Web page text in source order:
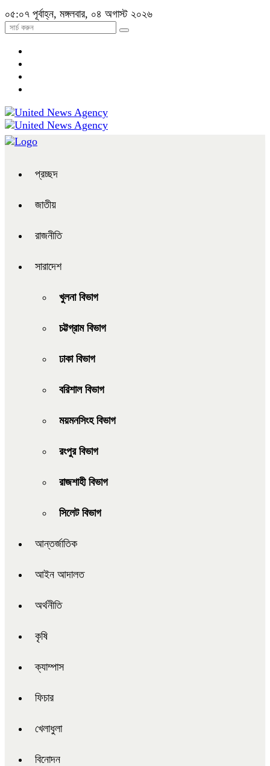
০৫:০৭ পূর্বাহ্ন, মঙ্গলবার, ০৪ অগাস্ট ২০২৬
প্রচ্ছদ
জাতীয়
রাজনীতি
সারাদেশ
খুলনা বিভাগ
চট্টগ্রাম বিভাগ
ঢাকা বিভাগ
বরিশাল বিভাগ
ময়মনসিংহ বিভাগ
রংপুর বিভাগ
রাজশাহী বিভাগ
সিলেট বিভাগ
আন্তর্জাতিক
আইন আদালত
অর্থনীতি
কৃষি
ক্যাম্পাস
ফিচার
খেলাধুলা
বিনোদন